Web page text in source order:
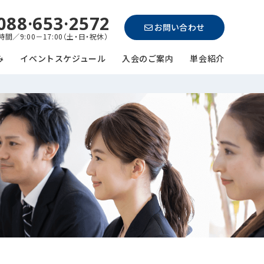
間／9:00－17:00（土・日・祝休）
お問い合わせ
イベントスケジュール 入会のご案内 単会紹介